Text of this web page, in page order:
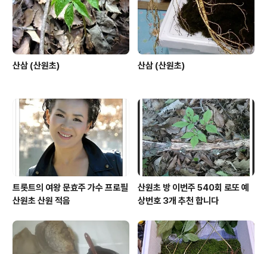
산삼 (산원초) 산삼 (산원초)
트롯트의 여왕 문효주 가수 프로필
산원초 산원 적음
산원초 방 이번주 540회 로또 예
상번호 3개 추천 합니다